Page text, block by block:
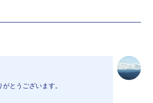
とうございます。